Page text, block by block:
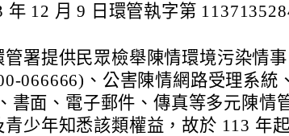
青少年認識公害污染
年 12 月 9 日環管執字第
署提供民眾檢舉陳情環境污染情
066666)、公害陳情網路受理系統
書面、電子郵件、傳真等多元陳情
青少年知悉該類權益，故於 113 年
Public/ChooseSys?s=05 style=font-
Public/ChooseSys?s=05 style=font-